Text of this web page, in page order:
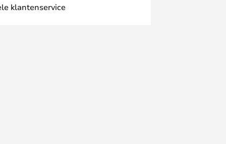
klantenservice